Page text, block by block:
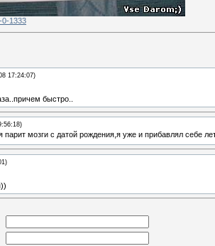
0-1333
17:24:07)
быстро..
парит мозги с датой рождения,я уже и прибавлял себе